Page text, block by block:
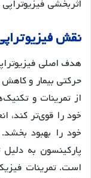
اثربخشی
نقش
هدف اصلی
حرکتی بیمار و
از تمرینات و
خود را قوی‌تر کند،
خود را بهبود بخشد.
پارکینسون به
است. تمرینات